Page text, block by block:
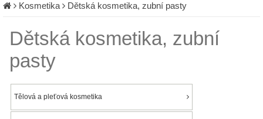
Kosmetika Dětská kosmetika, zubní pasty
Dětská kosmetika, zubní
pasty
Tělová a pleťová kosmetika